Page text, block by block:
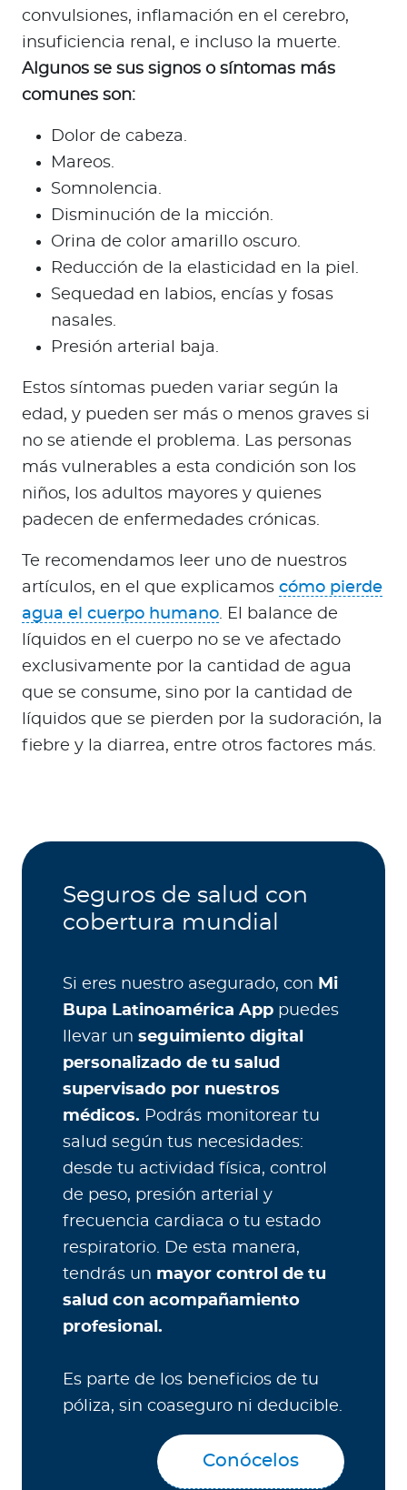
convulsiones, inflamación en el cerebro,
insuficiencia renal, e incluso la muerte.
Algunos se sus signos o síntomas más
comunes son:
Dolor de cabeza.
Mareos.
Somnolencia.
Disminución de la micción.
Orina de color amarillo oscuro.
Reducción de la elasticidad en la piel.
Sequedad en labios, encías y fosas
nasales.
Presión arterial baja.
Estos síntomas pueden variar según la
edad, y pueden ser más o menos graves si
no se atiende el problema. Las personas
más vulnerables a esta condición son los
niños, los adultos mayores y quienes
padecen de enfermedades crónicas.
Te recomendamos leer uno de nuestros
artículos, en el que explicamos cómo pierde
agua el cuerpo humano. El balance de
líquidos en el cuerpo no se ve afectado
exclusivamente por la cantidad de agua
que se consume, sino por la cantidad de
líquidos que se pierden por la sudoración, la
fiebre y la diarrea, entre otros factores más.
Seguros de salud con
cobertura mundial
Si eres nuestro asegurado, con Mi
Bupa Latinoamérica App puedes
llevar un seguimiento digital
personalizado de tu salud
supervisado por nuestros
médicos. Podrás monitorear tu
salud según tus necesidades:
desde tu actividad física, control
de peso, presión arterial y
frecuencia cardiaca o tu estado
respiratorio. De esta manera,
tendrás un mayor control de tu
salud con acompañamiento
profesional.
Es parte de los beneficios de tu
póliza, sin coaseguro ni deducible.
Conócelos